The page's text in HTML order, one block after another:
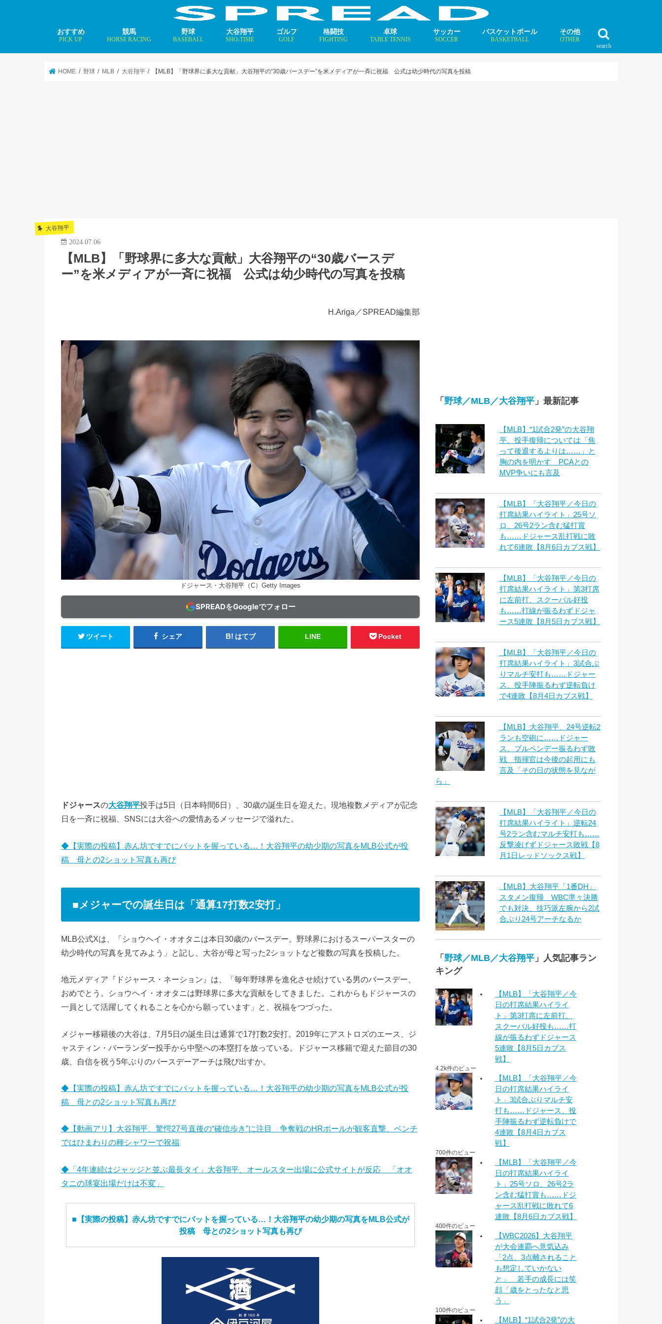
search
おすすめ
PICK UP
競馬
HORSE RACING
野球
BASEBALL
大谷翔平
SHO-TIME
ゴルフ
GOLF
格闘技
FIGHTING
卓球
TABLE TENNIS
サッカー
SOCCER
バスケットボール
BASKETBALL
その他
OTHER
HOME 野球 MLB 大谷翔平 【MLB】「野球界に多大な貢献」大谷翔平の“30歳バースデー”を米メディアが一斉に祝福 公式は幼少時代の写真を投稿
大谷翔平
2024.07.06
【MLB】「野球界に多大な貢献」大谷翔平の“30歳バースデ
ー”を米メディアが一斉に祝福 公式は幼少時代の写真を投稿
H.Ariga／SPREAD編集部
ドジャース・大谷翔平（C）Getty Images
SPREADをGoogleでフォロー
ツイート シェア はてブ LINE Pocket
ドジャースの大谷翔平投手は5日（日本時間6日）、30歳の誕生日を迎えた。現地複数メディアが記念
日を一斉に祝福、SNSには大谷への愛情あるメッセージで溢れた。
◆【実際の投稿】赤ん坊ですでにバットを握っている…！大谷翔平の幼少期の写真をMLB公式が投
稿 母との2ショット写真も再び
■メジャーでの誕生日は「通算17打数2安打」
MLB公式Xは、「ショウヘイ・オオタニは本日30歳のバースデー。野球界におけるスーパースターの
幼少時代の写真を見てみよう」と記し、大谷が母と写った2ショットなど複数の写真を投稿した。
地元メディア『ドジャース・ネーション』は、「毎年野球界を進化させ続けている男のバースデー、
おめでとう。ショウヘイ・オオタニは野球界に多大な貢献をしてきました。これからもドジャースの
一員として活躍してくれることを心から願っています」と、祝福をつづった。
メジャー移籍後の大谷は、7月5日の誕生日は通算で17打数2安打。2019年にアストロズのエース、ジ
ャスティン・バーランダー投手から中堅への本塁打を放っている。ドジャース移籍で迎えた節目の30
歳、自信を祝う5年ぶりのバースデーアーチは飛び出すか。
◆【実際の投稿】赤ん坊ですでにバットを握っている…！大谷翔平の幼少期の写真をMLB公式が投
稿 母との2ショット写真も再び
◆【動画アリ】大谷翔平、驚愕27号直後の“確信歩き”に注目 争奪戦のHRボールが観客直撃、ベンチ
ではひまわりの種シャワーで祝福
◆「4年連続はジャッジと並ぶ最長タイ」大谷翔平、オールスター出場に公式サイトが反応 「オオ
タニの球宴出場だけは不変」
■【実際の投稿】赤ん坊ですでにバットを握っている…！大谷翔平の幼少期の写真をMLB公式が
投稿 母との2ショット写真も再び
「 野球／MLB／大谷翔平 」最新記事
【MLB】“1試合2発”の大谷翔
平、投手復帰については「焦
って後退するよりは……」と
胸の内を明かす PCAとの
MVP争いにも言及
【MLB】「大谷翔平／今日の
打席結果ハイライト」25号ソ
ロ、26号2ラン含む猛打賞
も……ドジャース乱打戦に敗
れて6連敗【8月6日カブス戦】
【MLB】「大谷翔平／今日の
打席結果ハイライト」第3打席
に左前打、スクーバル好投
も……打線が振るわずドジャ
ース5連敗【8月5日カブス戦】
【MLB】「大谷翔平／今日の
打席結果ハイライト」3試合ぶ
りマルチ安打も……ドジャー
ス、投手陣振るわず逆転負け
で4連敗【8月4日カブス戦】
【MLB】大谷翔平、24号逆転2
ランも空砲に……ドジャー
ス、ブルペンデー振るわず敗
戦 指揮官は今後の起用にも
言及「その日の状態を見なが
ら」
【MLB】「大谷翔平／今日の
打席結果ハイライト」逆転24
号2ラン含むマルチ安打も……
反撃凌げずドジャース敗戦【8
月1日レッドソックス戦】
【MLB】大谷翔平「1番DH」
スタメン復帰 WBC準々決勝
でも対決、技巧派左腕から2試
合ぶり24号アーチなるか
「 野球／MLB／大谷翔平 」人気記事ラン
キング
【MLB】「大谷翔平／今
日の打席結果ハイライ
ト」第3打席に左前打、
スクーバル好投も……打
線が振るわずドジャース
5連敗【8月5日カブス
戦】
4.2k件のビュー
【MLB】「大谷翔平／今
日の打席結果ハイライ
ト」3試合ぶりマルチ安
打も……ドジャース、投
手陣振るわず逆転負けで
4連敗【8月4日カブス
戦】
700件のビュー
【MLB】「大谷翔平／今
日の打席結果ハイライ
ト」25号ソロ、26号2ラ
ン含む猛打賞も……ドジ
ャース乱打戦に敗れて6
連敗【8月6日カブス戦】
400件のビュー
【WBC2026】大谷翔平
が大会連覇へ意気込み
「2点、3点離されること
も想定していかない
と」 若手の成長には笑
顔「歳をとったなと思
う」
100件のビュー
【MLB】“1試合2発”の大